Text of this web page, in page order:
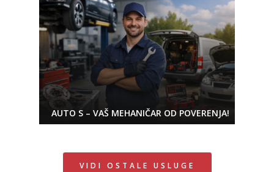
AUTO S – VAŠ MEHANIČAR OD POVERENJA!
VIDI OSTALE USLUGE